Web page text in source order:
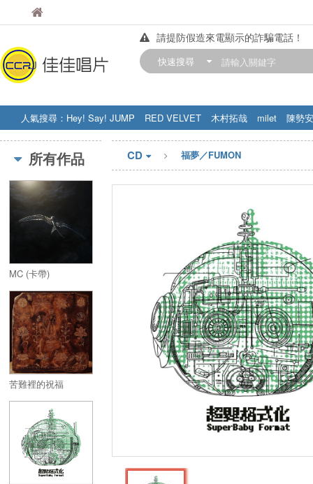
佳佳唱片
請提防假造來電顯示的詐騙電話！
【中華門市營業時間調整公告】
快速搜尋
人氣搜尋： Hey! Say! JUMP RED VELVET 木村拓哉 milet
陳勢安
STRAY KIDS
盧廣仲 周杰伦
所有作品
MC (卡帶)
苦難裡的祝福
CD 福夢／FUMON